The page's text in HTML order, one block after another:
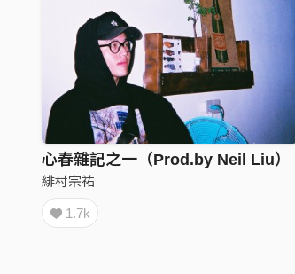
心春雜記之一（Prod.by Neil Liu）
緋村宗祐
1.7k